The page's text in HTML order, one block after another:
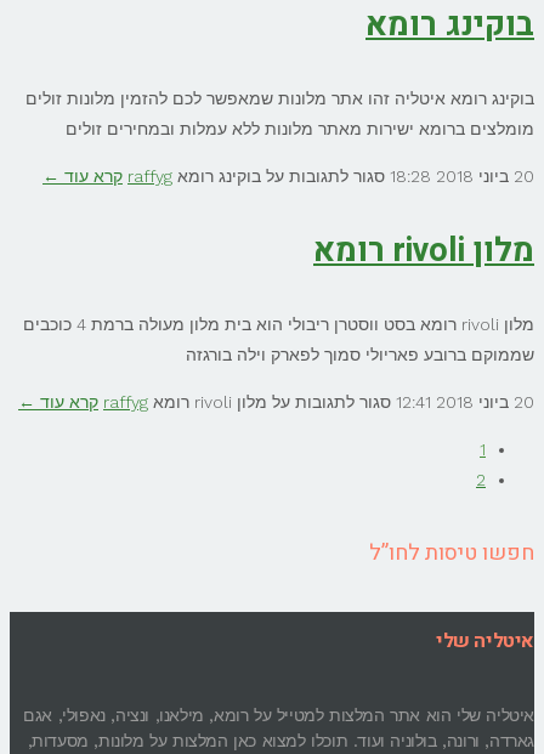
בוקינג רומא
בוקינג רומא איטליה זהו אתר מלונות שמאפשר לכם להזמין מלונות זולים
מומלצים ברומא ישירות מאתר מלונות ללא עמלות ובמחירים זולים
20 ביוני 2018 18:28 סגור לתגובות על בוקינג רומא raffyg קרא עוד ←
מלון rivoli רומא
מלון rivoli רומא בסט ווסטרן ריבולי הוא בית מלון מעולה ברמת 4 כוכבים
שממוקם ברובע פאריולי סמוך לפארק וילה בורגזה
20 ביוני 2018 12:41 סגור לתגובות על מלון rivoli רומא raffyg קרא עוד ←
1
2
חפשו טיסות לחו”ל
איטליה שלי
איטליה שלי הוא אתר המלצות למטייל על רומא, מילאנו, ונציה, נאפולי, אגם
גארדה, ורונה, בולוניה ועוד. תוכלו למצוא כאן המלצות על מלונות, מסעדות,